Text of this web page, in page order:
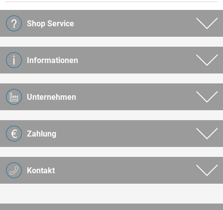
Kontakt
Shop Service
Informationen
Unternehmen
Zahlung